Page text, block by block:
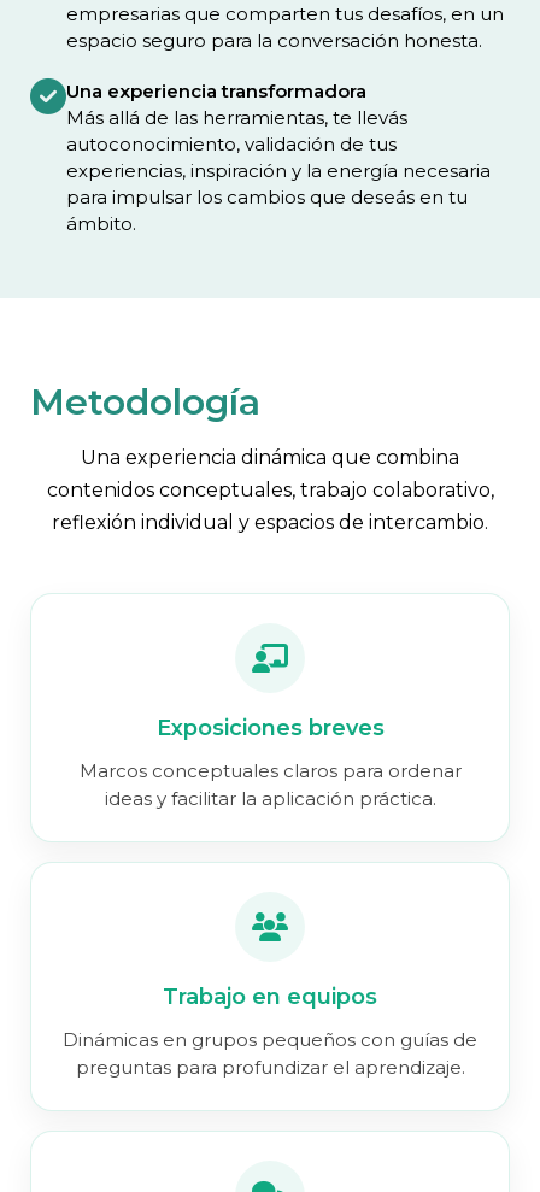
empresarias que comparten tus desafíos, en un
espacio seguro para la conversación honesta.
Una experiencia transformadora
Más allá de las herramientas, te llevás
autoconocimiento, validación de tus
experiencias, inspiración y la energía necesaria
para impulsar los cambios que deseás en tu
ámbito.
Metodología
Una experiencia dinámica que combina
contenidos conceptuales, trabajo colaborativo,
reflexión individual y espacios de intercambio.
Exposiciones breves
Marcos conceptuales claros para ordenar
ideas y facilitar la aplicación práctica.
Trabajo en equipos
Dinámicas en grupos pequeños con guías de
preguntas para profundizar el aprendizaje.